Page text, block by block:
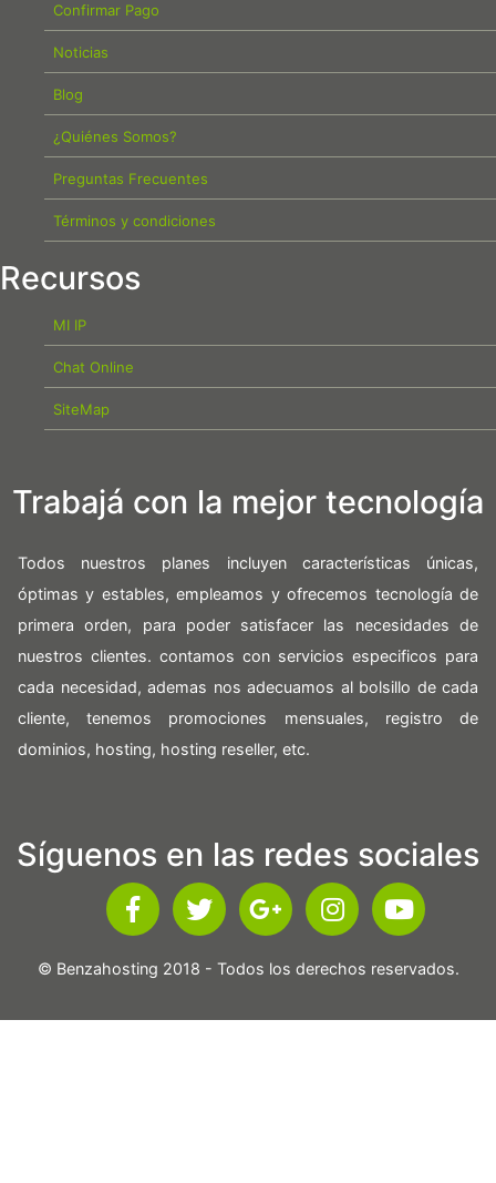
Confirmar Pago
Noticias
Blog
¿Quiénes Somos?
Preguntas Frecuentes
Términos y condiciones
Recursos
MI IP
Chat Online
SiteMap
Trabajá con la mejor tecnología
Todos nuestros planes incluyen características únicas,
óptimas y estables, empleamos y ofrecemos tecnología de
primera orden, para poder satisfacer las necesidades de
nuestros clientes. contamos con servicios especificos para
cada necesidad, ademas nos adecuamos al bolsillo de cada
cliente, tenemos promociones mensuales, registro de
dominios, hosting, hosting reseller, etc.
Síguenos en las redes sociales
© Benzahosting 2018 - Todos los derechos reservados.